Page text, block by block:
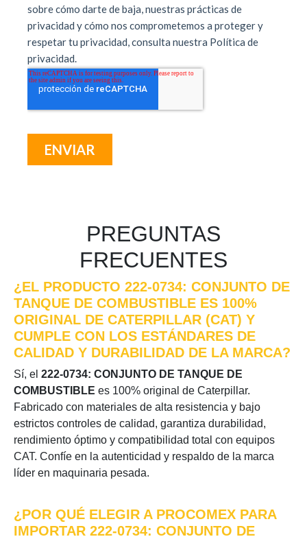
PREGUNTAS
FRECUENTES
¿EL PRODUCTO 222-0734: CONJUNTO DE
TANQUE DE COMBUSTIBLE ES 100%
ORIGINAL DE CATERPILLAR (CAT) Y
CUMPLE CON LOS ESTÁNDARES DE
CALIDAD Y DURABILIDAD DE LA MARCA?
Sí, el 222-0734: CONJUNTO DE TANQUE DE
COMBUSTIBLE es 100% original de Caterpillar.
Fabricado con materiales de alta resistencia y bajo
estrictos controles de calidad, garantiza durabilidad,
rendimiento óptimo y compatibilidad total con equipos
CAT. Confíe en la autenticidad y respaldo de la marca
líder en maquinaria pesada.
¿POR QUÉ ELEGIR A PROCOMEX PARA
IMPORTAR 222-0734: CONJUNTO DE